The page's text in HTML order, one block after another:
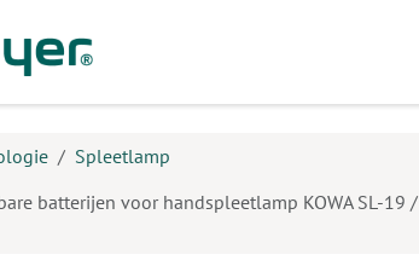
Spleetlamp
batterijen voor handspleetlamp KOWA SL-19 /